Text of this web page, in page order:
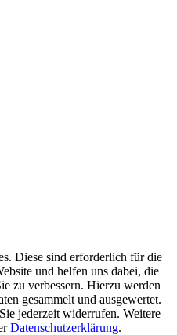
Diese sind erforderlich für die
und helfen uns dabei, die
zu verbessern. Hierzu werden
gesammelt und ausgewertet.
jederzeit widerrufen. Weitere
Datenschutzerklärung.